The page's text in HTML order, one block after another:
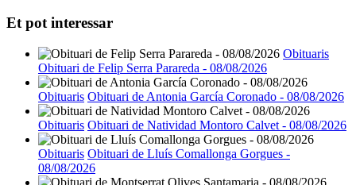
Et pot interessar
Obituaris
Obituari de Felip Serra Parareda - 08/08/2026
Obituaris Obituari de Antonia García Coronado - 08/08/2026
Obituaris Obituari de Natividad Montoro Calvet - 08/08/2026
Obituaris Obituari de Lluís Comallonga Gorgues -
08/08/2026